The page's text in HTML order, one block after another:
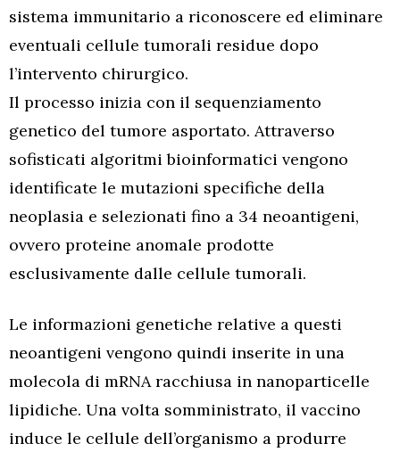
sistema immunitario a riconoscere ed eliminare
eventuali cellule tumorali residue dopo
l’intervento chirurgico.
Il processo inizia con il sequenziamento
genetico del tumore asportato. Attraverso
sofisticati algoritmi bioinformatici vengono
identificate le mutazioni specifiche della
neoplasia e selezionati fino a 34 neoantigeni,
ovvero proteine anomale prodotte
esclusivamente dalle cellule tumorali.
Le informazioni genetiche relative a questi
neoantigeni vengono quindi inserite in una
molecola di mRNA racchiusa in nanoparticelle
lipidiche. Una volta somministrato, il vaccino
induce le cellule dell’organismo a produrre